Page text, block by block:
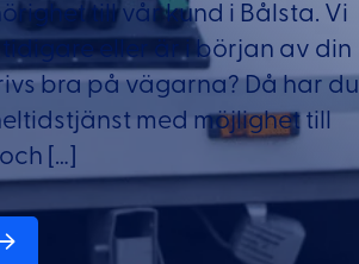
till vår kund i Bålsta. Vi
eller är i början av din
bra på vägarna? Då har du
med möjlighet till
[…]